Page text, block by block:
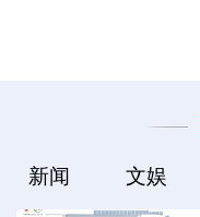
新闻 文娱